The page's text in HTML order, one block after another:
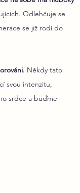
Odlehčuje se
se již rodí do
Někdy tato
svou intenzitu,
srdce a buďme